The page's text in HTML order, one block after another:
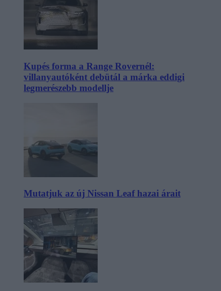
Kupés forma a Range Rovernél:
villanyautóként debütál a márka eddigi
legmerészebb modellje
Mutatjuk az új Nissan Leaf hazai árait